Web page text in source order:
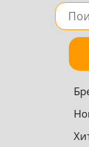
Поле